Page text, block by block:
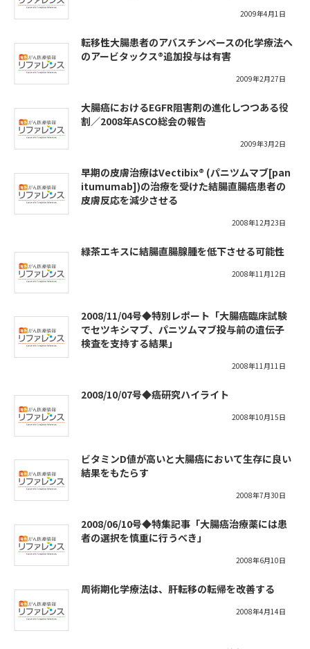
2009年4月1日
転移性大腸患者のアバスチンベースの化学療法へ
のアービタックス®追加投与は有害
2009年2月27日
大腸癌におけるEGFR阻害剤の進化しつつある役
割／2008年ASCO総会の報告
2009年3月2日
早期の皮膚治療はVectibix® (パニツムマブ[pan
itumumab])の治療を受けた結腸直腸癌患者の
皮膚反応を減少させる
2008年12月23日
緑茶エキスに結腸直腸腺腫を低下させる可能性
2008年11月12日
2008/11/04号◆特別レポート「大腸癌臨床試験
でセツキシマブ、パニツムマブ投与前の遺伝子
検査を支持する結果」
2008年11月11日
2008/10/07号◆癌研究ハイライト
2008年10月15日
ビタミンD値が高いと大腸癌において生存に良い
結果をもたらす
2008年7月30日
2008/06/10号◆特集記事「大腸癌治療薬には患
者の選択を慎重に行うべき」
2008年6月10日
周術期化学療法は、肝転移の転帰を改善する
2008年4月14日